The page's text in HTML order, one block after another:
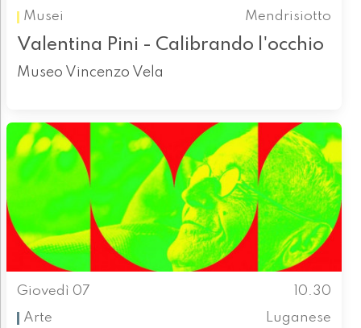
Musei
Mendrisiotto
Valentina Pini - Calibrando l'occhio
Museo Vincenzo Vela
Giovedì 07
10.30
Arte
Luganese